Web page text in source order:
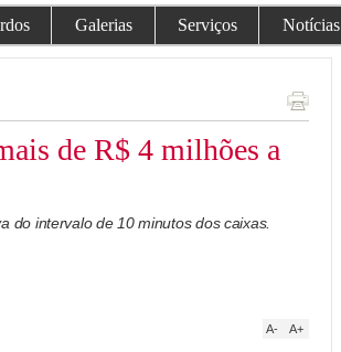
Galerias Serviços Notícias
de R$ 4 milhões a
do intervalo de 10 minutos dos caixas.
A+
A-